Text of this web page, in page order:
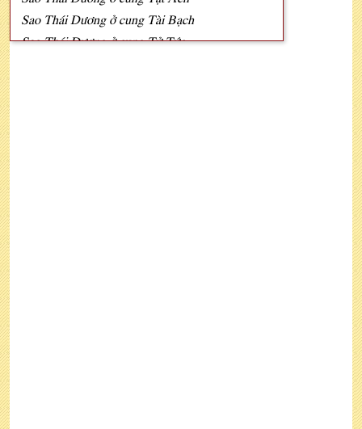
Sao Thái Dương ở cung Tài Bạch
Sao Thái Dương ở cung Tử Tức